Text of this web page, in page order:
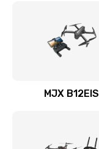
MJX B12EIS